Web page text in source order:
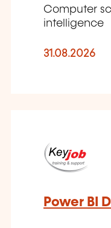
Computer
intelligence
31.08.2026
Power BI